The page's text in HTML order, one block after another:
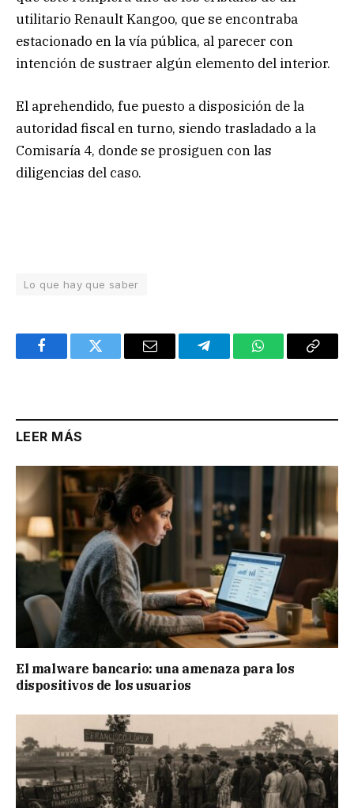
utilitario Renault Kangoo, que se encontraba
estacionado en la vía pública, al parecer con
intención de sustraer algún elemento del interior.
El aprehendido, fue puesto a disposición de la
autoridad fiscal en turno, siendo trasladado a la
Comisaría 4, donde se prosiguen con las
diligencias del caso.
Lo que hay que saber
FacebookTwitter Email TelegramWhatsAppCopy
LEER MÁS
El malware bancario: una amenaza para los
dispositivos de los usuarios